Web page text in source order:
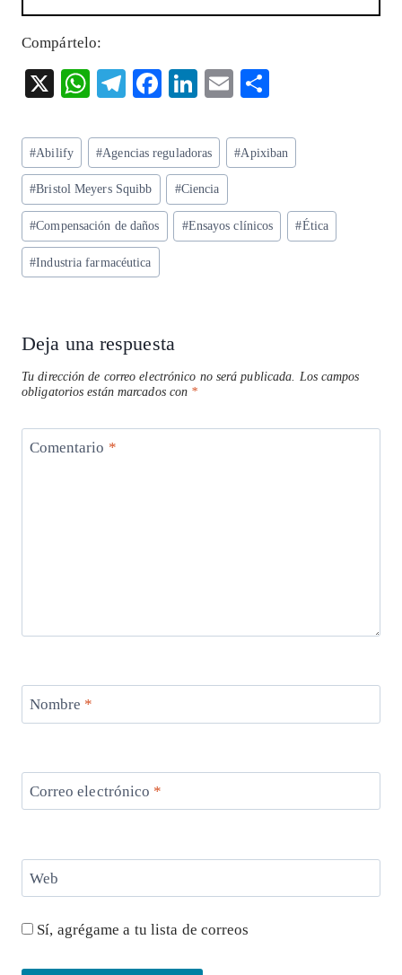
Compártelo:
X
W
ts
A
p
p
T
eg
ra
m
F
eb
o
o
Li
ke
dI
n
E
ai
l
re
Etiquetas
de
la
entrada:
#Abilify #Agencias reguladoras #Apixiban
#Bristol Meyers Squibb #Ciencia
#Compensación de daños #Ensayos clínicos #Ética
#Industria farmacéutica
Deja una respuesta
Tu dirección de correo electrónico no será publicada.
Los campos
obligatorios están marcados con *
Comentario *
Nombre *
Correo electrónico *
Web
Sí, agrégame a tu lista de correos